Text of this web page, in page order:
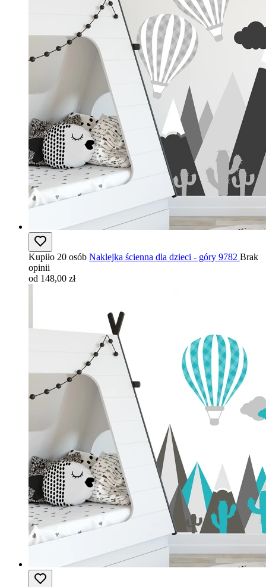
Kupiło 20 osób Naklejka ścienna dla dzieci - góry 9782 Brak
opinii
od 148,00 zł